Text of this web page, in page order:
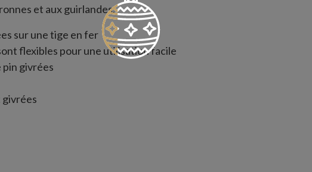
et aux guirlandes.
sur une tige en fer
flexibles pour une utilisation facile
pin givrées
givrées
18 cm de largeur
sur tige dorées